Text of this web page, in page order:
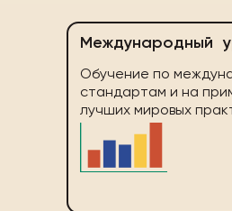
Международный
Обучение по
стандартам и на
лучших мировых